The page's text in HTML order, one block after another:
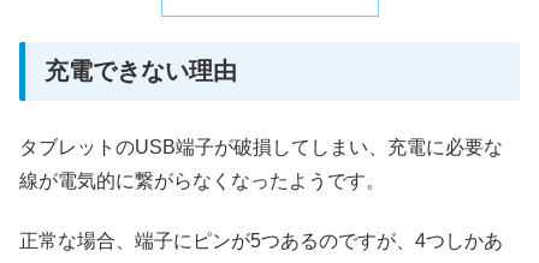
充電できない理由
タブレットのUSB端子が破損してしまい、充電に必要な
線が電気的に繋がらなくなったようです。
正常な場合、端子にピンが5つあるのですが、4つしかあ